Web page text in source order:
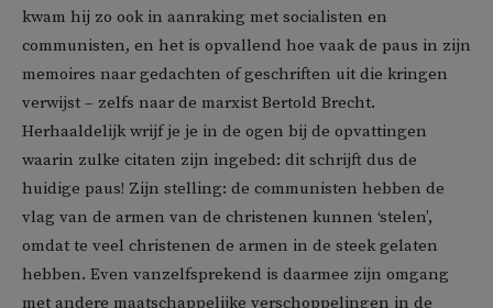
kwam hij zo ook in aanraking met socialisten en
communisten, en het is opvallend hoe vaak de paus in zijn
memoires naar gedachten of geschriften uit die kringen
verwijst – zelfs naar de marxist Bertold Brecht.
Herhaaldelijk wrijf je je in de ogen bij de opvattingen
waarin zulke citaten zijn ingebed: dit schrijft dus de
huidige paus! Zijn stelling: de communisten hebben de
vlag van de armen van de christenen kunnen ‘stelen’,
omdat te veel christenen de armen in de steek gelaten
hebben. Even vanzelfsprekend is daarmee zijn omgang
met andere maatschappelijke verschoppelingen in de